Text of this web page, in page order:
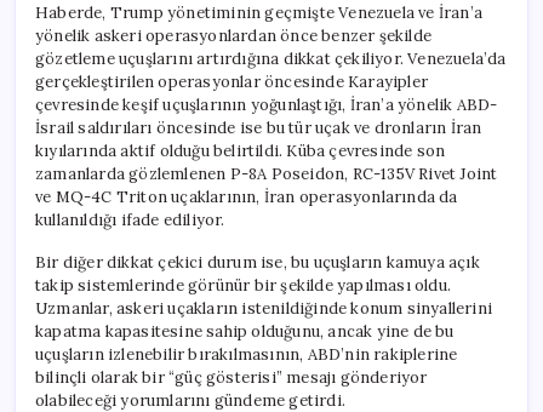
Haberde, Trump yönetiminin geçmişte Venezuela ve İran’a
yönelik askeri operasyonlardan önce benzer şekilde
gözetleme uçuşlarını artırdığına dikkat çekiliyor. Venezuela’da
gerçekleştirilen operasyonlar öncesinde Karayipler
çevresinde keşif uçuşlarının yoğunlaştığı, İran’a yönelik ABD-
İsrail saldırıları öncesinde ise bu tür uçak ve dronların İran
kıyılarında aktif olduğu belirtildi. Küba çevresinde son
zamanlarda gözlemlenen P-8A Poseidon, RC-135V Rivet Joint
ve MQ-4C Triton uçaklarının, İran operasyonlarında da
kullanıldığı ifade ediliyor.
Bir diğer dikkat çekici durum ise, bu uçuşların kamuya açık
takip sistemlerinde görünür bir şekilde yapılması oldu.
Uzmanlar, askeri uçakların istenildiğinde konum sinyallerini
kapatma kapasitesine sahip olduğunu, ancak yine de bu
uçuşların izlenebilir bırakılmasının, ABD’nin rakiplerine
bilinçli olarak bir “güç gösterisi” mesajı gönderiyor
olabileceği yorumlarını gündeme getirdi.